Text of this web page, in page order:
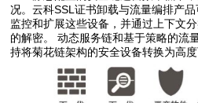
况。云科SSL证书卸载与流量编排产
监控和扩展这些设备，并通过上下文
的解密。 动态服务链和基于策略的流
持将菊花链架构的安全设备转换为高度